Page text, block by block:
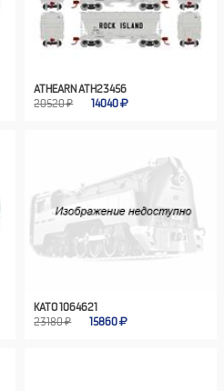
ATHEARN ATH23456
20520 ₽
14040
KATO 1064621
23180 ₽
15860